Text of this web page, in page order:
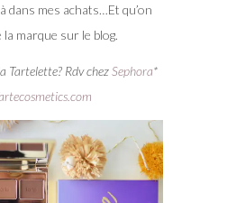
dans mes achats…Et qu’on
marque sur le blog.
Tartelette? Rdv chezSephora*